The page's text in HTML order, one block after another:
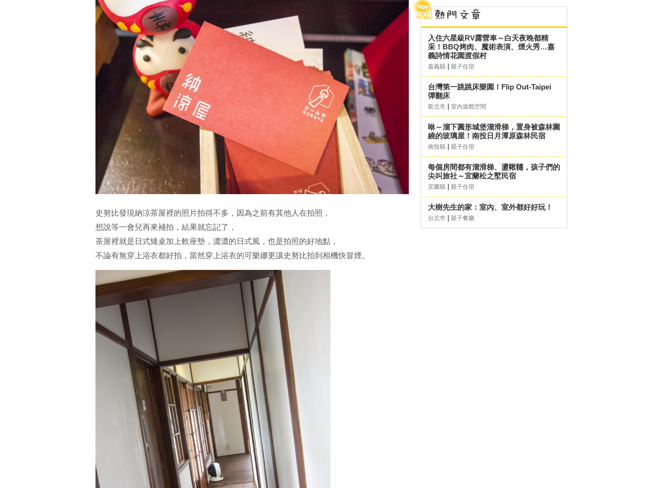
史努比發現納涼茶屋裡的照片拍得不多，因為之前有其他人在拍照，
想說等一會兒再來補拍，結果就忘記了，
茶屋裡就是日式矮桌加上軟座墊，濃濃的日式風，也是拍照的好地點，
不論有無穿上浴衣都好拍，當然穿上浴衣的可樂娜更讓史努比拍到相機快冒煙。
入住六星級RV露營車～白天夜晚都精
采！BBQ烤肉、魔術表演、煙火秀…嘉
義詩情花園渡假村
嘉義縣 親子住宿
台灣第一跳跳床樂園！Flip Out-Taipei
彈翻床
新北市 室內遊戲空間
咻～溜下圓形城堡溜滑梯，置身被森林圍
繞的玻璃屋！南投日月潭原森林民宿
南投縣 親子住宿
每個房間都有溜滑梯、盪鞦韆，孩子們的
尖叫旅社～宜蘭松之墅民宿
宜蘭縣 親子住宿
大樹先生的家：室內、室外都好好玩！
台北市 親子餐廳